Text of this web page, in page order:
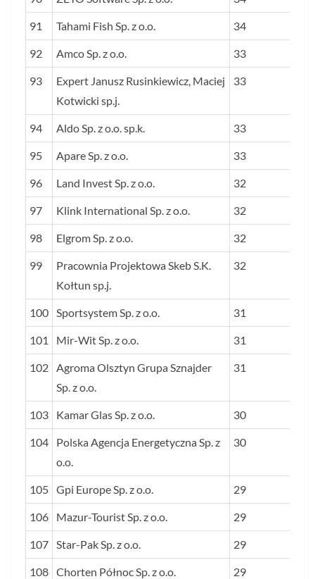
91 Tahami Fish Sp. z o.o. 34
92 Amco Sp. z o.o. 33
93
Expert Janusz Rusinkiewicz, Maciej
Kotwicki sp.j.
33
94 Aldo Sp. z o.o. sp.k. 33
95 Apare Sp. z o.o. 33
96 Land Invest Sp. z o.o. 32
97 Klink International Sp. z o.o. 32
98 Elgrom Sp. z o.o. 32
99
Pracownia Projektowa Skeb S.K.
Kołtun sp.j.
32
100 Sportsystem Sp. z o.o. 31
101 Mir-Wit Sp. z o.o. 31
102
Agroma Olsztyn Grupa Sznajder
Sp. z o.o.
31
103 Kamar Glas Sp. z o.o. 30
104
Polska Agencja Energetyczna Sp. z
o.o.
30
105 Gpi Europe Sp. z o.o. 29
106 Mazur-Tourist Sp. z o.o. 29
107 Star-Pak Sp. z o.o. 29
108 Chorten Północ Sp. z o.o. 29